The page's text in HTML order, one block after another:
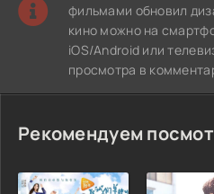
фильмами обновил
кино можно на
iOS/Android или
просмотра в
Рекомендуем